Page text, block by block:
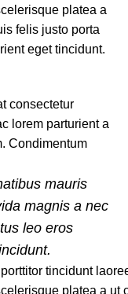
platea a
felis justo porta
eget tincidunt.
consectetur
lorem parturient a
Condimentum
mauris
magnis a nec
leo eros
tincidunt
platea a